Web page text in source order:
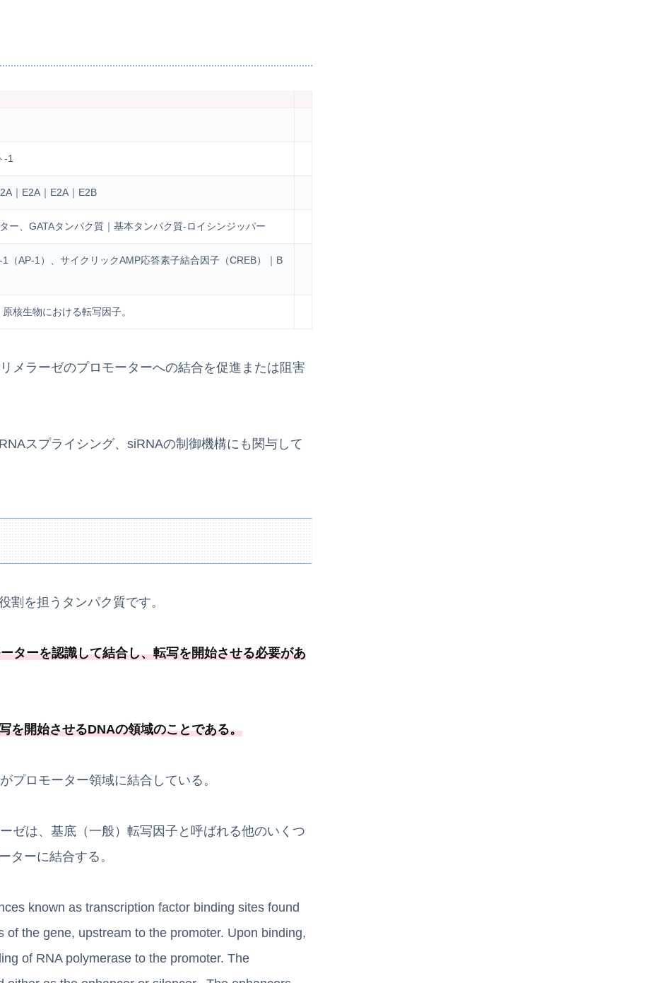
-1
｜E2A｜E2A｜E2B
ー、GATAタンパク質｜基本タンパク質-ロイシンジッパー
（AP-1）、サイクリックAMP応答素子結合因子（CREB）｜Β
核生物における転写因子。
メラーゼのプロモーターへの結合を促進または阻害
スプライシング、siRNAの制御機構にも関与して
割を担うタンパク質です。
ターを認識して結合し、転写を開始させる必要があ
を開始させるDNAの領域のことである。
プロモーター領域に結合している。
ゼは、基底（一般）転写因子と呼ばれる他のいくつ
ターに結合する。
known as transcription factor binding sites found
the gene, upstream to the promoter. Upon binding,
of RNA polymerase to the promoter. The